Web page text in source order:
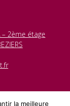
– 2ème étage
la meilleure